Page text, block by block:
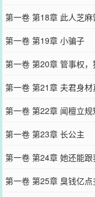
第一卷 第18章 此人芝麻
第一卷 第19章 小骗子
第一卷 第20章 管事权
第一卷 第21章 夫君身材
第一卷 第22章 闻檀立规
第一卷 第23章 长公主
第一卷 第24章 她还能跟
第一卷 第25章 臭钱亿点